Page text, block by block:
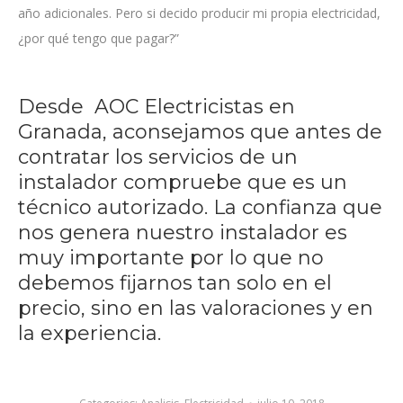
año adicionales. Pero si decido producir mi propia electricidad,
¿por qué tengo que pagar?”
Desde AOC Electricistas en
Granada, aconsejamos que antes de
contratar los servicios de un
instalador compruebe que es un
técnico autorizado. La confianza que
nos genera nuestro instalador es
muy importante por lo que no
debemos fijarnos tan solo en el
precio, sino en las valoraciones y en
la experiencia.